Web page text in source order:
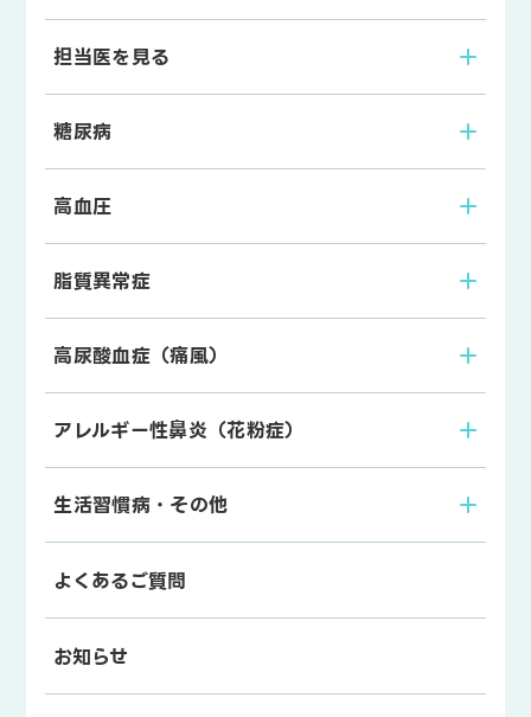
担当医を見る
糖尿病
高血圧
脂質異常症
高尿酸血症（痛風）
アレルギー性鼻炎（花粉症）
生活習慣病・その他
よくあるご質問
お知らせ